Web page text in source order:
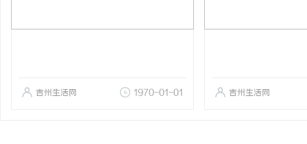
吉州生活网 1970-01-01 吉州生活网